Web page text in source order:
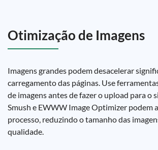
Otimização de Imagens
Imagens grandes podem desacelerar
carregamento das páginas. Use
de imagens antes de fazer o upload para o
Smush e EWWW Image Optimizer podem
processo, reduzindo o tamanho das
qualidade.